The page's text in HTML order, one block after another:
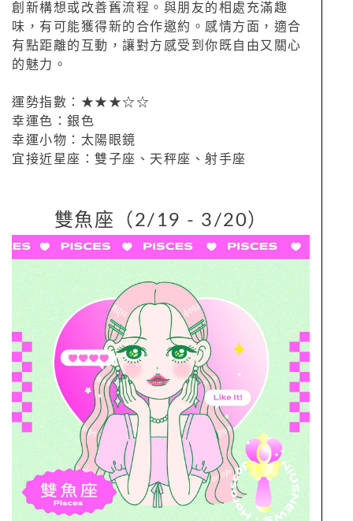
創新構想或改善舊流程。與朋友的相處充滿趣
味，有可能獲得新的合作邀約。感情方面，適合
有點距離的互動，讓對方感受到你既自由又關心
的魅力。
運勢指數：★★★☆☆
幸運色：銀色
幸運小物：太陽眼鏡
宜接近星座：雙子座、天秤座、射手座
雙魚座（2/19 - 3/20）